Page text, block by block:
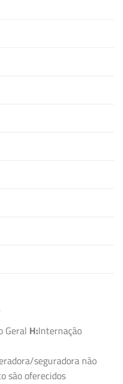
Geral H:Internação
seguradora não
são oferecidos